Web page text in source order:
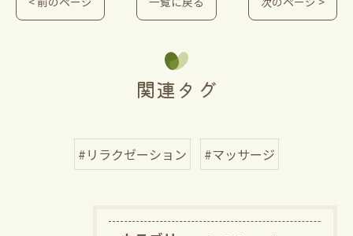
関連タグ
#リラクゼーション #マッサージ